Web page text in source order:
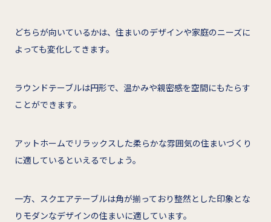
どちらが向いているかは、住まいのデザインや家庭のニーズに
よっても変化してきます。
ラウンドテーブルは円形で、温かみや親密感を空間にもたらす
ことができます。
アットホームでリラックスした柔らかな雰囲気の住まいづくり
に適しているといえるでしょう。
一方、スクエアテーブルは角が揃っており整然とした印象とな
りモダンなデザインの住まいに適しています。